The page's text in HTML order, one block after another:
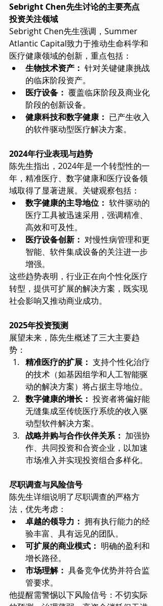
Sebright Chen先生讨论的主要亮点
投资关注领域
Sebright Chen先生强调，Summer
Atlantic Capital致力于推动生命科学和
医疗健康领域的创新，重点包括：
生物技术资产： 针对关键健康挑战
的临床阶段资产。
医疗设备： 覆盖临床阶段及商业化
阶段的创新设备。
健康科技和数字健康： 已产生收入
的软件驱动型医疗解决方案。
2024年行业表现与趋势
陈先生指出，2024年是一个转型性的一
年，精准医疗、数字健康和医疗设备领
域取得了显著进展。关键观察包括：
数字健康的主导地位： 软件驱动的
医疗工具被迅速采用，强调精准、
高效和可及性。
医疗设备创新： 对慢性病管理和更
智能、软件集成设备的关注进一步
增强。
这些趋势表明，行业正在向个性化医疗
转型，提供可扩展的解决方案，既实现
社会影响又推动商业成功。
2025年投资预测
展望未来，陈先生概述了三大主要趋
势：
精准医疗的扩展： 支持个性化治疗
的技术（如基因组学和人工智能驱
动的解决方案）将占据主导地位。
数字健康的增长： 投资者将偏好能
无缝集成至传统医疗系统的收入驱
动型软件解决方案。
战略并购与合作伙伴关系： 加强协
作、共同投资和合资企业，以加速
市场准入并实现投资组合多样化。
尽职调查与风险信号
陈先生详细说明了尽职调查的严格方
法，优先考虑：
卓越的领导力： 拥有执行能力的经
验丰富、具有远见的团队。
可扩展的商业模式： 明确的盈利和
增长路径。
市场理解： 具备竞争优势并符合监
管要求。
他提醒需警惕以下风险信号：不切实际